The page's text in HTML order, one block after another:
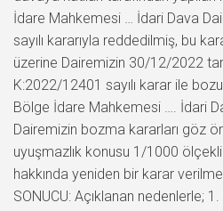
İdare Mahkemesi … İdari Dava
sayılı kararıyla reddedilmiş, bu
üzerine Dairemizin 30/12/2022
K:2022/12401 sayılı karar ile
Bölge İdare Mahkemesi …. İdari
Dairemizin bozma kararları göz
uyuşmazlık konusu 1/1000
hakkında yeniden bir karar
SONUCU: Açıklanan nedenlerle; 1.